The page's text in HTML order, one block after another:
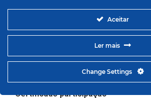
de diagramas baseados
informação de casos
fornecidos com imagens
projetadas em sala.
Certificado participação
Aceitar
Ler mais
Change Settings